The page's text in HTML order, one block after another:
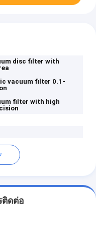
disc filter with
vacuum filter 0.1-
filter with high
ติดต่อ